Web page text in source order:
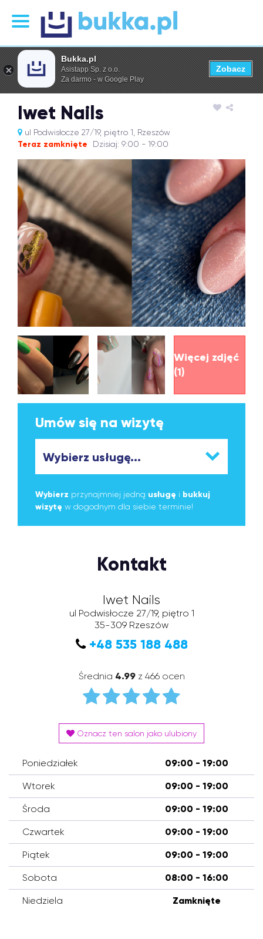
Iwet Nails
ul Podwisłocze 27/19, piętro 1, Rzeszów
Teraz zamknięte Dzisiaj: 9:00 - 19:00
Więcej zdjęć
(1)
Umów się na wizytę
Wybierz przynajmniej jedną usługę i bukkuj
wizytę w dogodnym dla siebie terminie!
Kontakt
Iwet Nails
ul Podwisłocze 27/19, piętro 1
35-309 Rzeszów
+48 535 188 488
Średnia 4.99z 466 ocen
Oznacz ten salon jako ulubiony
Poniedziałek 09:00 - 19:00
Wtorek 09:00 - 19:00
Środa 09:00 - 19:00
Czwartek 09:00 - 19:00
Piątek 09:00 - 19:00
Sobota 08:00 - 16:00
Niedziela Zamknięte
Bukka.pl
Asistapp Sp. z o.o.
Za darmo - w Google Play
Zobacz